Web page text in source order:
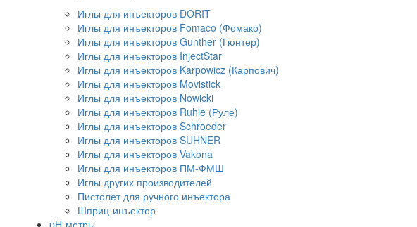
Иглы для инъекторов DORIT
Иглы для инъекторов Fomaco (Фомако)
Иглы для инъекторов Gunther (Гюнтер)
Иглы для инъекторов InjectStar
Иглы для инъекторов Karpowicz (Карпович)
Иглы для инъекторов Movistick
Иглы для инъекторов Nowicki
Иглы для инъекторов Ruhle (Руле)
Иглы для инъекторов Schroeder
Иглы для инъекторов SUHNER
Иглы для инъекторов Vakona
Иглы для инъекторов ПМ-ФМШ
Иглы других производителей
Пистолет для ручного инъектора
Шприц-инъектор
pH-метры